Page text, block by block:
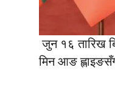
जुन १६ तारिख
मिन आङ